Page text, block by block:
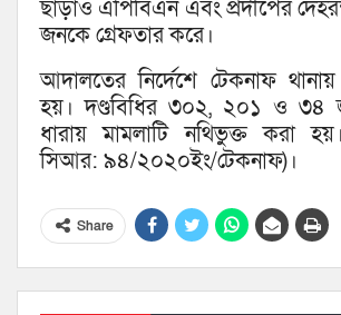
ছাড়াও এপিবিএন এবং প্রদীপের
জনকে গ্রেফতার করে।
আদালতের নির্দেশে টেকনাফ
হয়। দণ্ডবিধির ৩০২, ২০১ ও ৩৪
ধারায় মামলাটি নথিভুক্ত করা
সিআর: ৯৪/২০২০ইং/টেকনাফ)।
Share